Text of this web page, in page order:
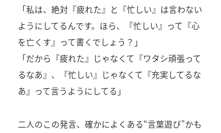
「私は、絶対『疲れた』と『忙しい』は言わない
ようにしてるんです。ほら、『忙しい』って『心
を亡くす』って書くでしょう？」
「だから『疲れた』じゃなくて『ワタシ頑張って
るなあ』、『忙しい』じゃなくて『充実してるな
あ』って言うようにしてる」
二人のこの発言、確かによくある“言葉遊び”かも